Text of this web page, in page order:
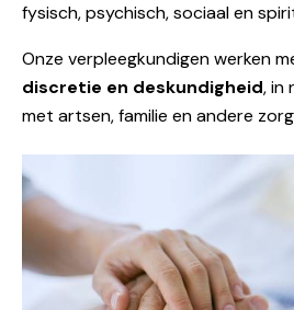
fysisch, psychisch, sociaal en
Onze verpleegkundigen werken
discretie en deskundigheid, in
met artsen, familie en andere